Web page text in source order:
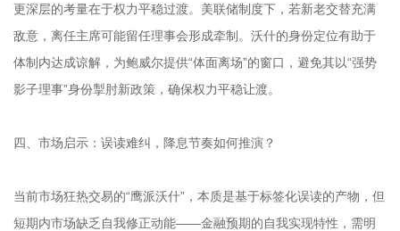
更深层的考量在于权力平稳过渡。美联储制度下，若新老交替充满
敌意，离任主席可能留任理事会形成牵制。沃什的身份定位有助于
体制内达成谅解，为鲍威尔提供“体面离场”的窗口，避免其以“强势
影子理事”身份掣肘新政策，确保权力平稳让渡。
四、市场启示：误读难纠，降息节奏如何推演？
当前市场狂热交易的“鹰派沃什”，本质是基于标签化误读的产物，但
短期内市场缺乏自我修正动能——金融预期的自我实现特性，需明